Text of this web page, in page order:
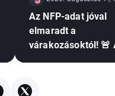
Az NFP-adat jóval
elmaradt a
várakozásoktól! 🚨